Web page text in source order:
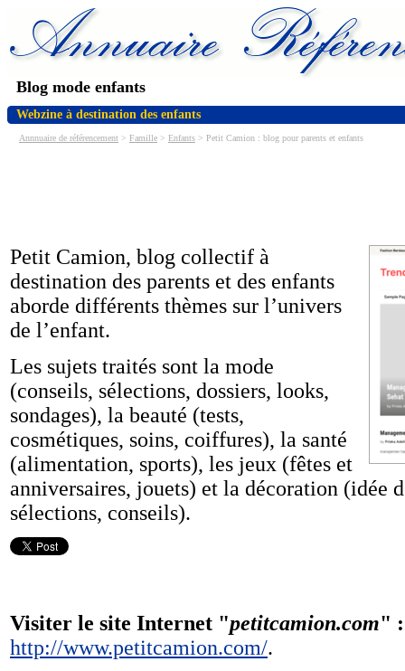
Blog mode enfants
Webzine à destination des enfants
Annnuaire de référencement > Famille > Enfants > Petit Camion : blog pour parents et enfants
Petit Camion, blog collectif à
destination des parents et des enfants
aborde différents thèmes sur l’univers
de l’enfant.
Les sujets traités sont la mode
(conseils, sélections, dossiers, looks,
sondages), la beauté (tests,
cosmétiques, soins, coiffures), la santé
(alimentation, sports), les jeux (fêtes et
anniversaires, jouets) et la décoration (idée
sélections, conseils).
Visiter le site Internet "petitcamion.com" :
http://www.petitcamion.com/.